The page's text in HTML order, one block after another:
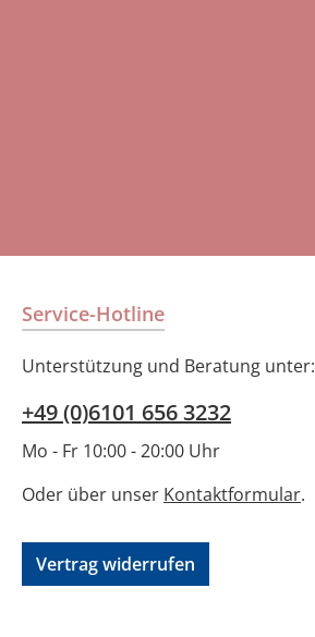
Service-Hotline
Unterstützung und Beratung unter:
+49 (0)6101 656 3232
Mo - Fr 10:00 - 20:00 Uhr
Oder über unser Kontaktformular.
Vertrag widerrufen